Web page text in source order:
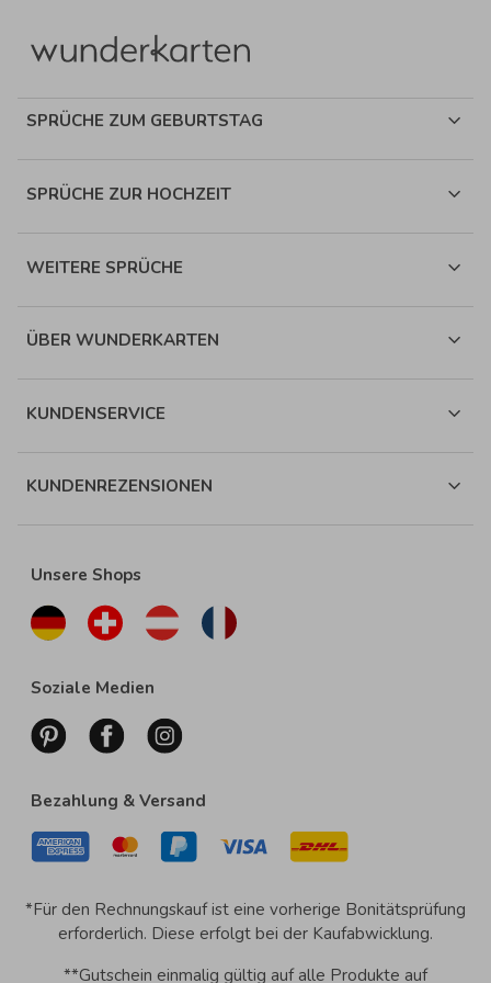
SPRÜCHE ZUM GEBURTSTAG
SPRÜCHE ZUR HOCHZEIT
WEITERE SPRÜCHE
ÜBER WUNDERKARTEN
KUNDENSERVICE
KUNDENREZENSIONEN
Unsere Shops
Soziale Medien
Bezahlung & Versand
*Für den Rechnungskauf ist eine vorherige Bonitätsprüfung
erforderlich. Diese erfolgt bei der Kaufabwicklung.
**Gutschein einmalig gültig auf alle Produkte auf